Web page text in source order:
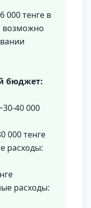
000 тенге в
возможно
бюджет:
40 000
000 тенге
расходы:
расходы: